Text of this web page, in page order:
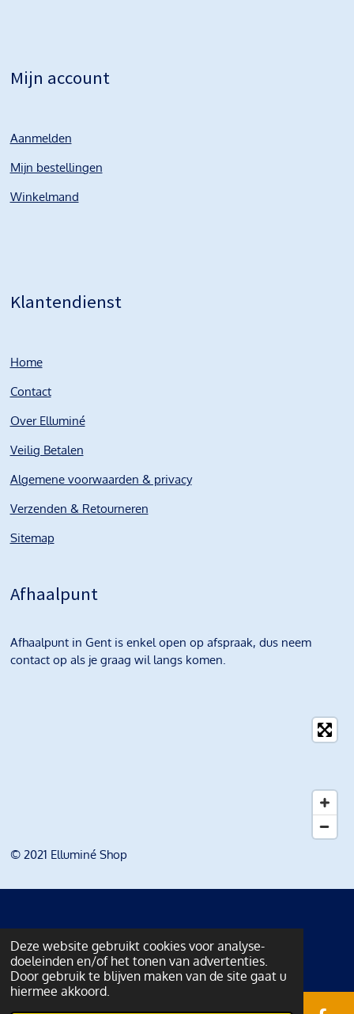
Deze website gebruikt cookies voor analyse-
doeleinden en/of het tonen van advertenties.
Door gebruik te blijven maken van de site gaat u
hiermee akkoord.
Mijn account
Aanmelden
Mijn bestellingen
Winkelmand
Klantendienst
Home
Contact
Over Elluminé
Veilig Betalen
Algemene voorwaarden & privacy
Verzenden & Retourneren
Sitemap
Afhaalpunt
Afhaalpunt in Gent is enkel open op afspraak, dus neem
contact op als je graag wil langs komen.
© 2021 Elluminé Shop